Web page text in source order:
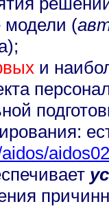
модели (
и